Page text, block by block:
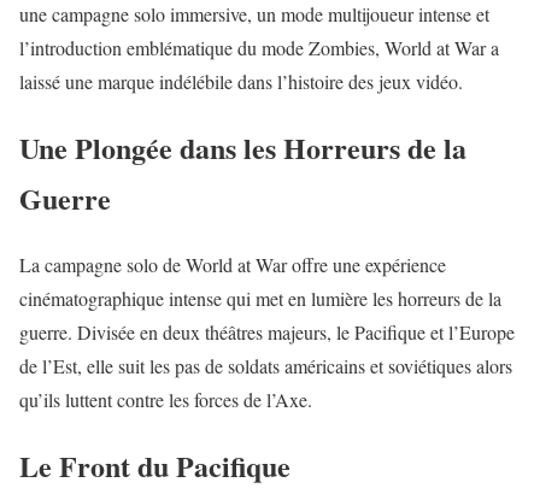
une campagne solo immersive, un mode multijoueur intense et
l’introduction emblématique du mode Zombies, World at War a
laissé une marque indélébile dans l’histoire des jeux vidéo.
Une Plongée dans les Horreurs de la
Guerre
La campagne solo de World at War offre une expérience
cinématographique intense qui met en lumière les horreurs de la
guerre. Divisée en deux théâtres majeurs, le Pacifique et l’Europe
de l’Est, elle suit les pas de soldats américains et soviétiques alors
qu’ils luttent contre les forces de l’Axe.
Le Front du Pacifique